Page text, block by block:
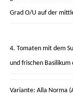
Grad O/U auf der
4. Tomaten mit dem
und frischen
Variante: Alla Norma